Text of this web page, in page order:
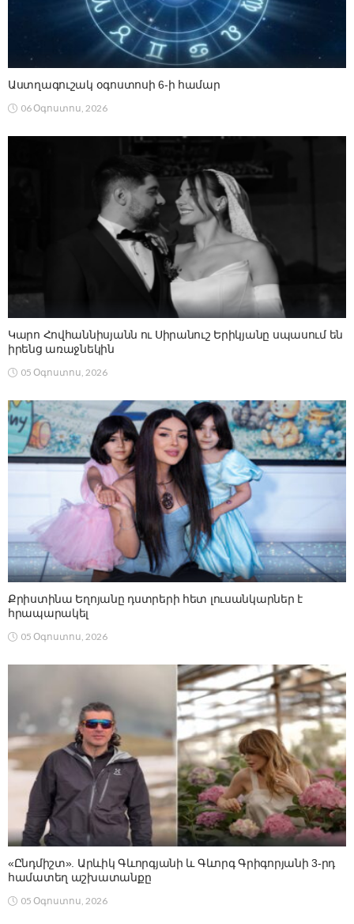
Աստղագուշակ օգոստոսի 6-ի համար
06 Օգոստոս, 2026
Կարո Հովհաննիսյանն ու Սիրանուշ Երիկյանը սպասում են
իրենց առաջնեկին
05 Օգոստոս, 2026
Քրիստինա Եղոյանը դստրերի հետ լուսանկարներ է
հրապարակել
05 Օգոստոս, 2026
«Ընդմիշտ». Արևիկ Գևորգյանի և Գևորգ Գրիգորյանի 3-րդ
համատեղ աշխատանքը
05 Օգոստոս, 2026